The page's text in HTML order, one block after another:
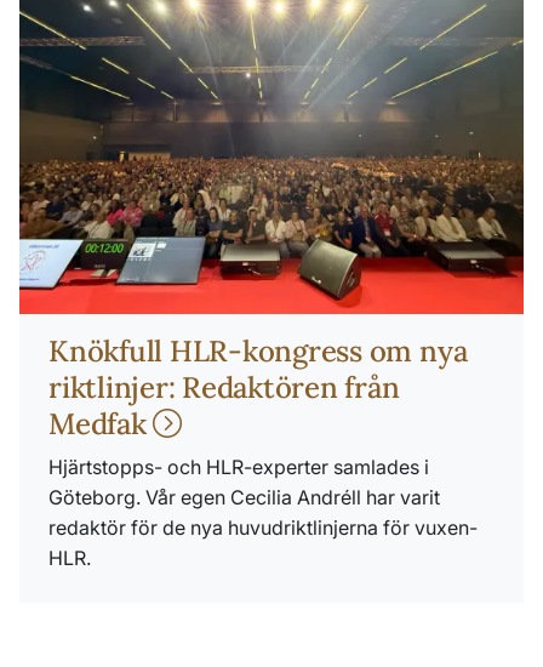
Knökfull HLR-kongress om nya
riktlinjer: Redaktören från
Medfak
Hjärtstopps- och HLR-experter samlades i
Göteborg. Vår egen Cecilia Andréll har varit
redaktör för de nya huvudriktlinjerna för vuxen-
HLR.